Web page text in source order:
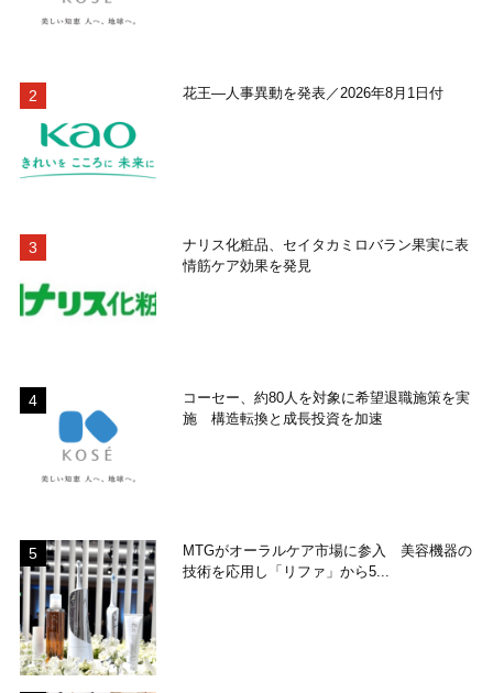
花王―人事異動を発表／2026年8月1日付
ナリス化粧品、セイタカミロバラン果実に表
情筋ケア効果を発見
コーセー、約80人を対象に希望退職施策を実
施 構造転換と成長投資を加速
MTGがオーラルケア市場に参入 美容機器の
技術を応用し「リファ」から5...